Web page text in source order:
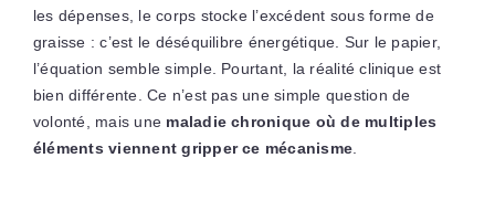
les dépenses, le corps stocke l’excédent sous forme de
graisse : c’est le déséquilibre énergétique. Sur le papier,
l’équation semble simple. Pourtant, la réalité clinique est
bien différente. Ce n’est pas une simple question de
volonté, mais une maladie chronique où de multiples
éléments viennent gripper ce mécanisme